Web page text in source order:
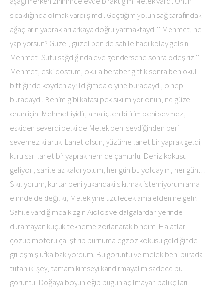
sıcaklığında olmak vardı şimdi. Geçtiğim yolun sağ tarafındaki
ağaçların yaprakları arkaya doğru yatmaktaydı.’’ Mehmet, ne
yapıyorsun? Güzel, güzel ben de sahile hadi kolay gelsin.
Mehmet! Sütü sağdığında eve göndersene sonra ödeşiriz.’’
Mehmet, eski dostum, okula beraber gittik sonra ben okul
bittiğinde köyden ayrıldığımda o yine buradaydı, o hep
buradaydı. Benim gibi kafası pek sıkılmıyor onun, ne güzel
onun için. Mehmet iyidir, ama içten bilirim beni sevmez,
eskiden severdi belki de Melek beni sevdiğinden beri
sevemez ki artık. Lanet olsun, yüzüme lanet bir yaprak geldi,
kuru sarı lanet bir yaprak hem de çamurlu. Deniz kokusu
geliyor , sahile az kaldı yolum, her gün bu yoldayım, her gün…
Sıkılıyorum, kurtar beni yukarıdaki sıkılmak istemiyorum ama
elimde de değil ki, Melek yine üzülecek ama elden ne gelir.
Sahile vardığımda kızgın Aiolos ve dalgalardan yerinde
duramayan küçük tekneme zorlanarak bindim. Halatları
çözüp motoru çalıştırıp burnuma egzoz kokusu geldiğinde
grileşmiş ufka bakıyordum. Bu görüntü ve melek beni burada
tutan iki şey, tamam kimseyi kandırmayalım sadece bu
görüntü. Doğaya boyun eğip bugün açılmayan balıkçıları